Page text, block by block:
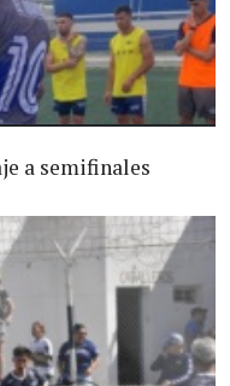
a semifinales